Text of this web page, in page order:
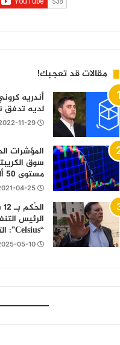
مقالات قد تعجبك!
لديه تدفق
11-29
المؤشرات
سوق
مستوى 50 ألف دولار مرة أخرى
04-25
الرئيس
“Celsius”: التفاصيل
05-10